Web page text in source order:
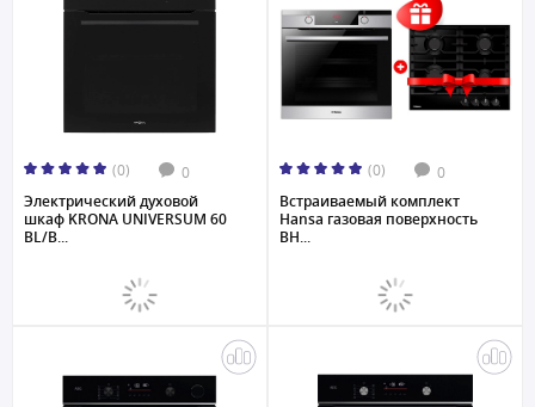
(0) 0
Электрический духовой
шкаф KRONA UNIVERSUM 60
BL/B...
(0) 0
Встраиваемый комплект
Hansa газовая поверхность
BH...